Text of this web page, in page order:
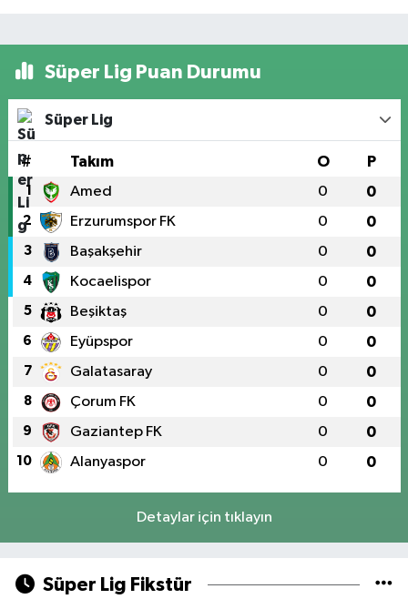
Süper Lig Puan Durumu
Süper Lig
# Takım O P
1 Amed 0 0
2 Erzurumspor FK 0 0
3 Başakşehir 0 0
4 Kocaelispor 0 0
5 Beşiktaş 0 0
6 Eyüpspor 0 0
7 Galatasaray 0 0
8 Çorum FK 0 0
9 Gaziantep FK 0 0
10 Alanyaspor 0 0
Detaylar için tıklayın
Süper Lig Fikstür